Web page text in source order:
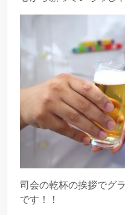
司会の乾杯の挨拶でグ
です！！